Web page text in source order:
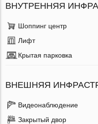
ВНУТРЕННЯЯ
Шоппинг центр
Лифт
Крытая парковка
ВНЕШНЯЯ
Видеонаблюдение
Закрытый двор